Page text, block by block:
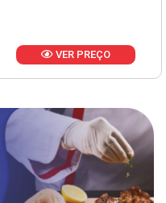
VER PREÇO